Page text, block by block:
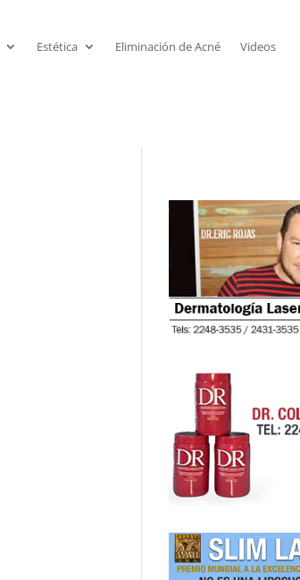
Estética Eliminación de Acné
Videos